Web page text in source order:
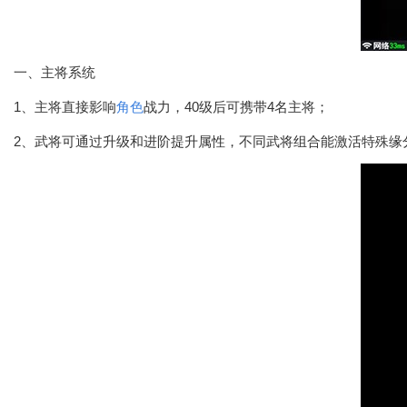
一、主将系统
1、主将直接影响角色战力，40级后可携带4名主将；
2、武将可通过升级和进阶提升属性，不同武将组合能激活特殊缘